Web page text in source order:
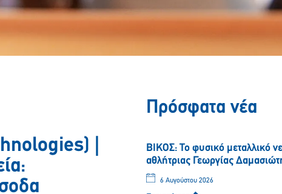
|
Πρόσφατα νέα
ΒΙΚΟΣ: Το φυσικό μεταλλικό
αθλήτριας Γεωργίας
6 Αυγούστου 2026